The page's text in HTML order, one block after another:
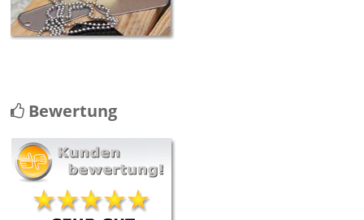
Bewertung